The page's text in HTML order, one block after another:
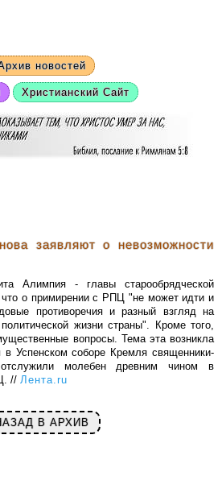
новостей
Христианский Сайт
заявляют о невозможности
Алимпия - главы старообрядческой
о примирении с РПЦ "не может идти и
противоречия и разный взгляд на
жизни страны". Кроме того,
вопросы. Тема эта возникла
в Успенском соборе Кремля священники-
молебен древним чином в
// Лента.ru
В АРХИВ